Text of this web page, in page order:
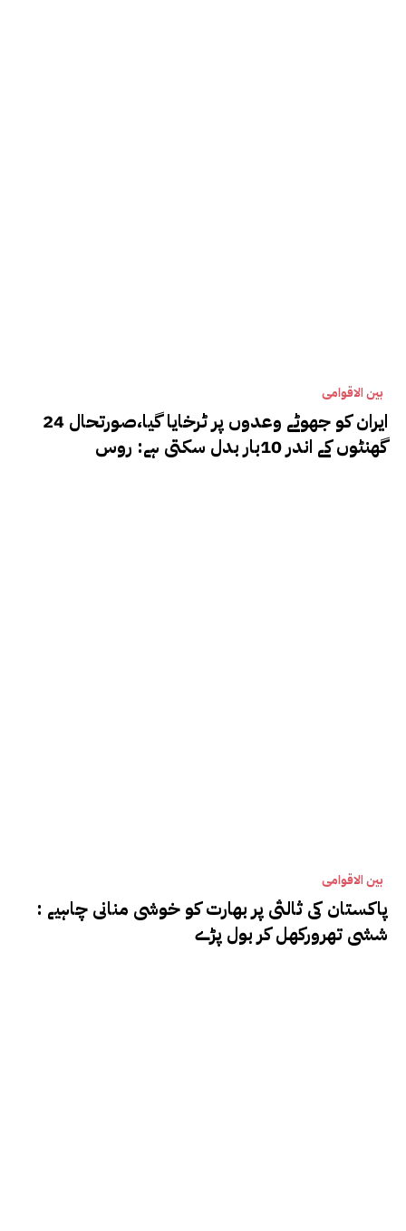
بین الاقوامی
ایران کو جھوٹے وعدوں پر ٹرخایا گیا،صورتحال 24
گھنٹوں کے اندر 10بار بدل سکتی ہے: روس
بین الاقوامی
پاکستان کی ثالثی پر بھارت کو خوشی منانی چاہیے :
ششی تھرورکھل کر بول پڑے